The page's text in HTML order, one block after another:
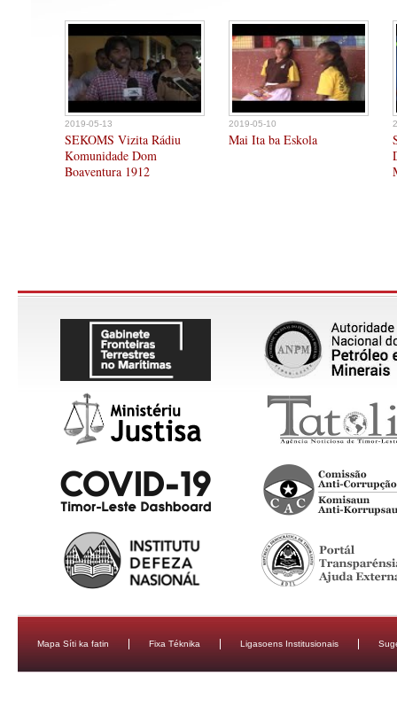
2019-05-13
SEKOMS Vizita Rádiu
Komunidade Dom
Boaventura 1912
2019-05-10
Mai Ita ba Eskola
Mapa Síti ka fatin Fixa Téknika Ligasoens Institusionais